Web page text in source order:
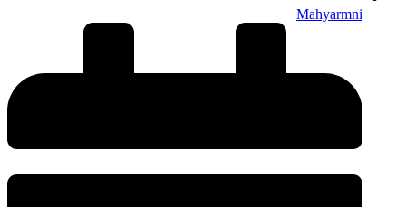
Mahyarmni